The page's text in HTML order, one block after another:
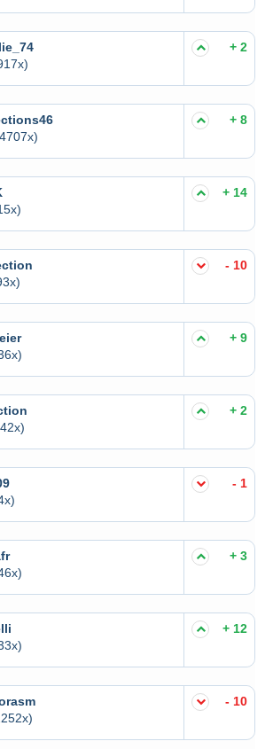
+ 2
+ 8
+ 14
- 10
+ 9
+ 2
- 1
+ 3
+ 12
- 10